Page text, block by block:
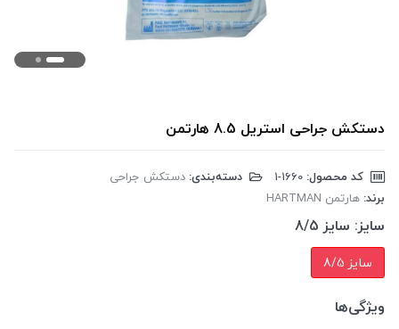
دستکش جراحی استریل 8.5 هارتمن
کد محصول: دسته‌بندی: دستکش جراحی
برند: هارتمن HARTMAN
سایز: سایز 8/5
سایز 8/5
ویژگی‌ها